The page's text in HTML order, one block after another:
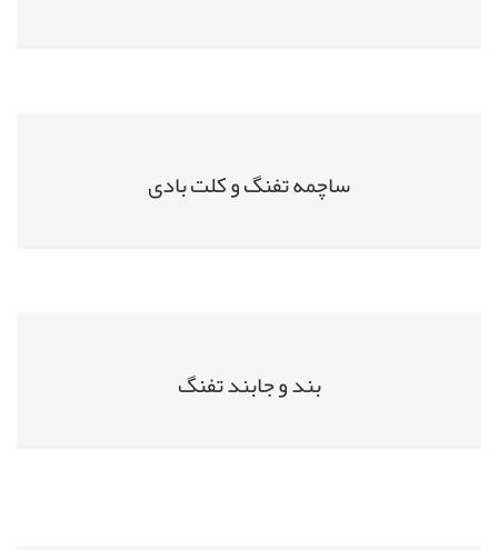
ساچمه تفنگ و کلت بادی
بند و جابند تفنگ